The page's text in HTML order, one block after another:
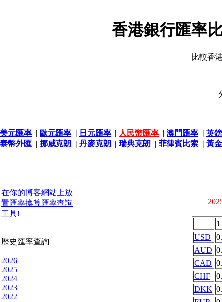
香港銀行匯率
比較香
美元匯率 | 歐元匯率 | 日元匯率 | 人民幣匯率 | 澳門匯率 | 英
泰幣外匯 | 挪威克朗 | 丹麥克朗 | 瑞典克朗 | 菲律賓比索 | 黃
在你的博客網站上放
置匯率換算匯率查詢
工具!
歷史匯率查詢
2026
2025
2024
2023
2022
1
USD
AUD
CAD
CHF
DKK